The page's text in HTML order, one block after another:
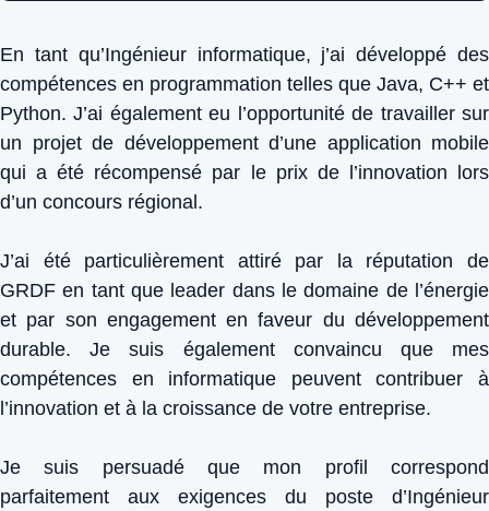
En tant qu’Ingénieur informatique, j’ai développé des
compétences en programmation telles que Java, C++ et
Python. J’ai également eu l’opportunité de travailler sur
un projet de développement d’une application mobile
qui a été récompensé par le prix de l’innovation lors
d’un concours régional.
J’ai été particulièrement attiré par la réputation de
GRDF en tant que leader dans le domaine de l’énergie
et par son engagement en faveur du développement
durable. Je suis également convaincu que mes
compétences en informatique peuvent contribuer à
l’innovation et à la croissance de votre entreprise.
Je suis persuadé que mon profil correspond
parfaitement aux exigences du poste d’Ingénieur